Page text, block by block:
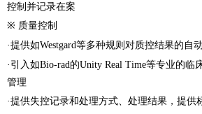
控制并记录在案
※ 质量控制
·提供如Westgard等多种规则对质控结果的自
·引入如Bio-rad的Unity Real Time等专业的临
管理
·提供失控记录和处理方式、处理结果，提供